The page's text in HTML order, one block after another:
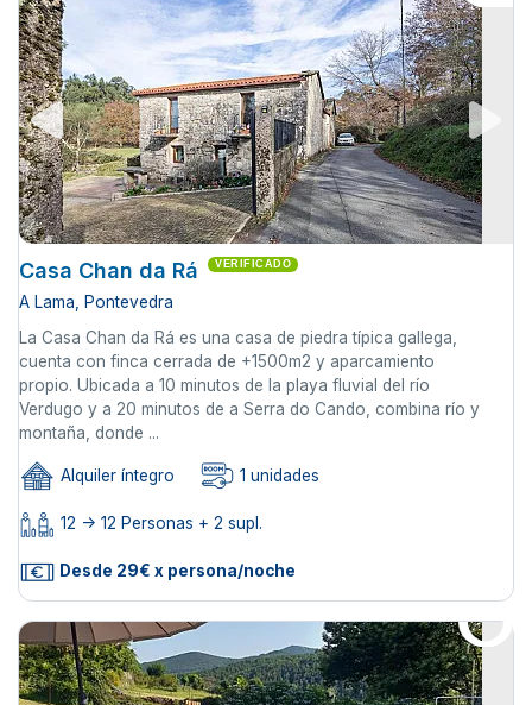
Casa Chan da Rá VERIFICADO
A Lama, Pontevedra
La Casa Chan da Rá es una casa de piedra típica gallega,
cuenta con finca cerrada de +1500m2 y aparcamiento
propio. Ubicada a 10 minutos de la playa fluvial del río
Verdugo y a 20 minutos de a Serra do Cando, combina río y
montaña, donde ...
Alquiler íntegro 1 unidades
12 -> 12 Personas + 2 supl.
Desde 29€ x persona/noche